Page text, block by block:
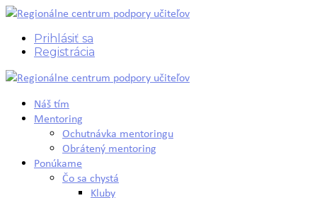
Prihlásiť sa
Registrácia
Náš tím
Mentoring
Ochutnávka mentoringu
Obrátený mentoring
Ponúkame
Čo sa chystá
Kluby